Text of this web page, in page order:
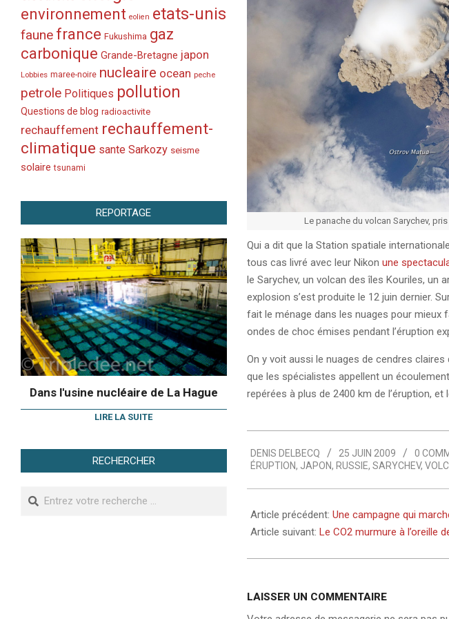
Le panache du volcan Sarychev,
Qui a dit que la Station spatiale
tous cas livré avec leur Nikon une
le Sarychev, un volcan des îles Kouriles, un
explosion s’est produite le 12 juin dernier.
fait le ménage dans les nuages pour mieux
ondes de choc émises pendant l’éruption
On y voit aussi le nuages de cendres
que les spécialistes appellent un
repérées à plus de 2400 km de l’éruption,
06-
25
DENIS DELBECQ 25 JUIN 2009 0
ÉRUPTION, JAPON, RUSSIE, SARYCHEV,
Article précédent: Une campagne qui
Article suivant: Le CO2 murmure à l’oreille
LAISSER UN COMMENTAIRE
environnement eolien etats-unis
faune france Fukushima gaz
carbonique Grande-Bretagne japon
Lobbies maree-noire nucleaire ocean peche
petrole Politiques pollution
Questions de blog radioactivite
rechauffement rechauffement-
climatique sante Sarkozy seisme
solaire tsunami
REPORTAGE
Dans l'usine nucléaire de La Hague
LIRE LA SUITE
RECHERCHER